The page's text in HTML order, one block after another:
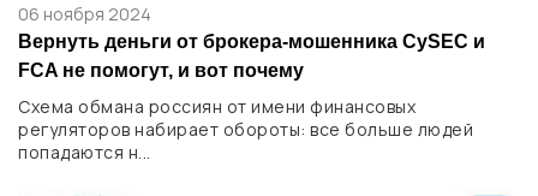
06 ноября 2024
Вернуть деньги от брокера-мошенника CySEC и
FCA не помогут, и вот почему
Схема обмана россиян от имени финансовых
регуляторов набирает обороты: все больше людей
попадаются н...